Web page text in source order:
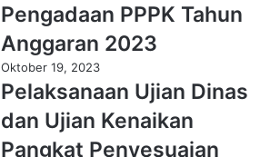
Pengadaan PPPK Tahun
Anggaran 2023
Oktober 19, 2023
Pelaksanaan Ujian Dinas
dan Ujian Kenaikan
Pangkat Penyesuaian